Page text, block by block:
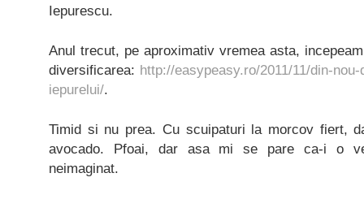
Iepurescu.
Anul trecut, pe aproximativ vremea asta, incepeam
diversificarea: http://easypeasy.ro/2011/11/din-
iepurelui/.
Timid si nu prea. Cu scuipaturi la morcov fiert,
avocado. Pfoai, dar asa mi se pare ca-i o
neimaginat.